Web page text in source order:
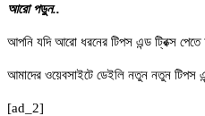
আরো পড়ুন..
আপনি যদি আরো ধরনের টিপস এন্ড ট্রিক্স
আমাদের ওয়েবসাইটে ডেইলি নতুন নতুন টিপস
[ad_2]